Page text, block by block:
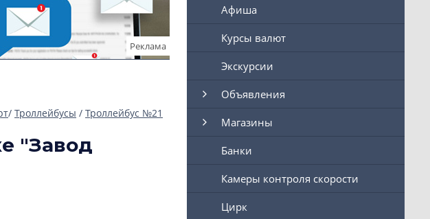
Реклама
/ Троллейбусы / Троллейбус №21
"Завод
Афиша
Курсы валют
Экскурсии
Объявления
Магазины
Банки
Камеры контроля скорости
Цирк